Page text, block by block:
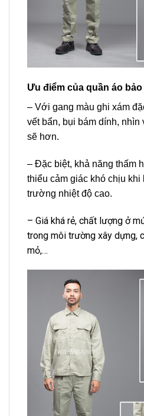
Ưu điểm của quần áo
– Với gang màu ghi xám
vết bẩn, bụi bám dính, nhìn
sẽ hơn.
– Đặc biệt, khả năng thấm
thiểu cảm giác khó chịu khi
trường nhiệt độ cao.
– Giá khá rẻ, chất lượng ở
trong môi trường xây dựng,
mỏ,…